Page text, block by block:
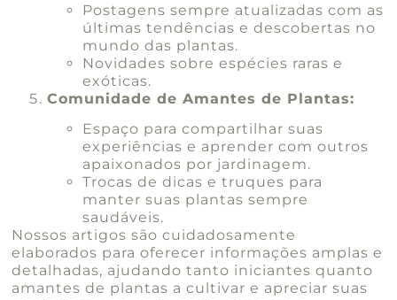
Postagens sempre atualizadas com as
últimas tendências e descobertas no
mundo das plantas.
Novidades sobre espécies raras e
exóticas.
Comunidade de Amantes de Plantas:
Espaço para compartilhar suas
experiências e aprender com outros
apaixonados por jardinagem.
Trocas de dicas e truques para
manter suas plantas sempre
saudáveis.
Nossos artigos são cuidadosamente
elaborados para oferecer informações amplas e
detalhadas, ajudando tanto iniciantes quanto
amantes de plantas a cultivar e apreciar suas